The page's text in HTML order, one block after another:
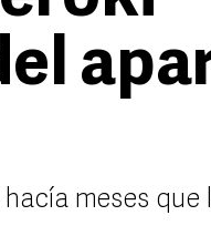
meses que